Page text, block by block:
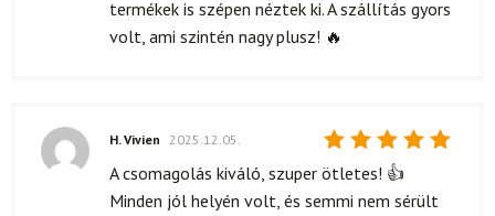
termékek is szépen néztek ki. A szállítás gyors
volt, ami szintén nagy plusz! 🔥
Értékelés:
H. Vivien 2025.12.05.
A csomagolás kiváló, szuper ötletes! 👍
Minden jól helyén volt, és semmi nem sérült